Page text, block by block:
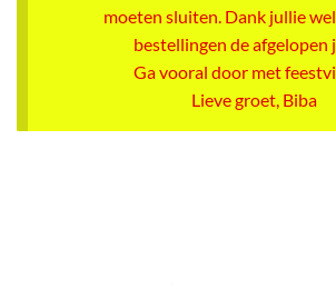
moeten sluiten. Dank jullie
bestellingen de afgelopen
Ga vooral door met
Lieve groet, Biba